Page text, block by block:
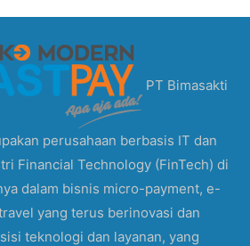
PT Bimasakti
perusahaan berbasis IT dan
Financial Technology (FinTech) di
dalam bisnis micro-payment, e-
yang terus berinovasi dan
teknologi dan layanan, yang